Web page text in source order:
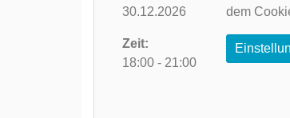
30.12.2026
Zeit:
18:00 - 21:00
dem